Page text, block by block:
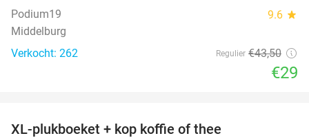
Podium19 9.6 star
Middelburg
Verkocht: 262
Regulier €43,50
€29
XL-plukboeket + kop koffie of thee